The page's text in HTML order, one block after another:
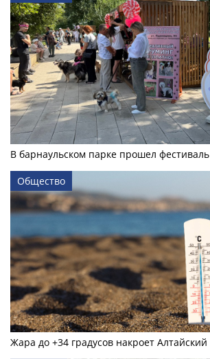
В барнаульском парке прошел
Общество
Жара до +34 градусов накроет Алтайский